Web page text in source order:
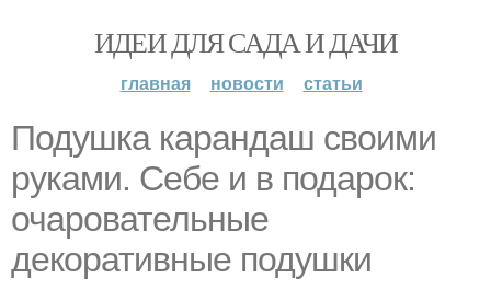
ИДЕИ ДЛЯ САДА И ДАЧИ
главная новости статьи
Подушка карандаш своими
руками. Себе и в подарок:
очаровательные
декоративные подушки